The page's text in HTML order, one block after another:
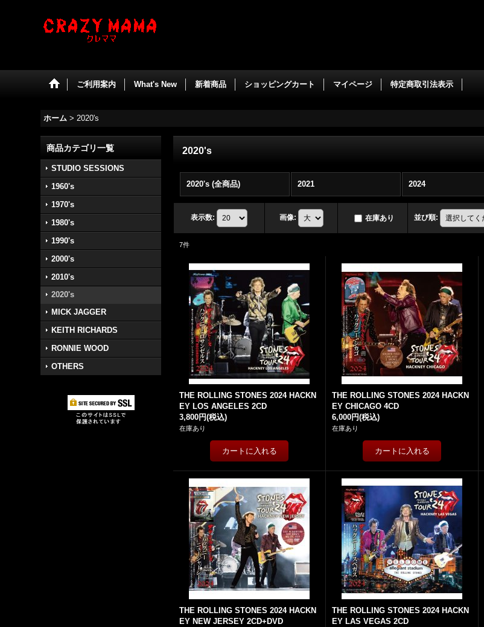
ご利用案内 What's New 新着商品 ショッピングカート マイページ 特定商取引法表示
ホーム > 2020's
商品カテゴリ一覧
STUDIO SESSIONS
1960's
1970's
1980's
1990's
2000's
2010's
2020's
MICK JAGGER
KEITH RICHARDS
RONNIE WOOD
OTHERS
2020's
2020's (全商品) 2021 2024
表示数: 画像: 在庫あり 並び順:
7件
THE ROLLING STONES 2024 HACKN
EY LOS ANGELES 2CD
3,800円(税込)
在庫あり
THE ROLLING STONES 2024 HACKN
EY CHICAGO 4CD
6,000円(税込)
在庫あり
THE ROLLING STONES 2024 HACKN
EY NEW JERSEY 2CD+DVD
THE ROLLING STONES 2024 HACKN
EY LAS VEGAS 2CD